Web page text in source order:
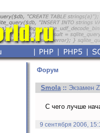
Форум
Smola:: Экзамен
C чего лучше
9 сентября 2006,